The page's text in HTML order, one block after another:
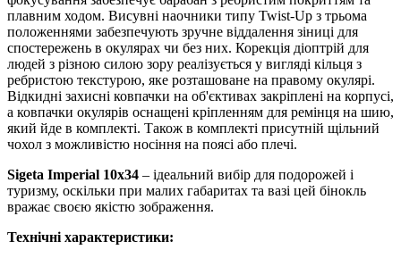
плавним ходом. Висувні наочники типу Twist-Up з трьома
положеннями забезпечують зручне віддалення зіниці для
спостережень в окулярах чи без них. Корекція діоптрій для
людей з різною силою зору реалізується у вигляді кільця з
ребристою текстурою, яке розташоване на правому окулярі.
Відкидні захисні ковпачки на об'єктивах закріплені на корпусі,
а ковпачки окулярів оснащені кріпленням для ремінця на шию,
який йде в комплекті. Також в комплекті присутній щільний
чохол з можливістю носіння на поясі або плечі.
Sigeta Imperial 10x34 – ідеальний вибір для подорожей і
туризму, оскільки при малих габаритах та вазі цей бінокль
вражає своєю якістю зображення.
Технічні характеристики: